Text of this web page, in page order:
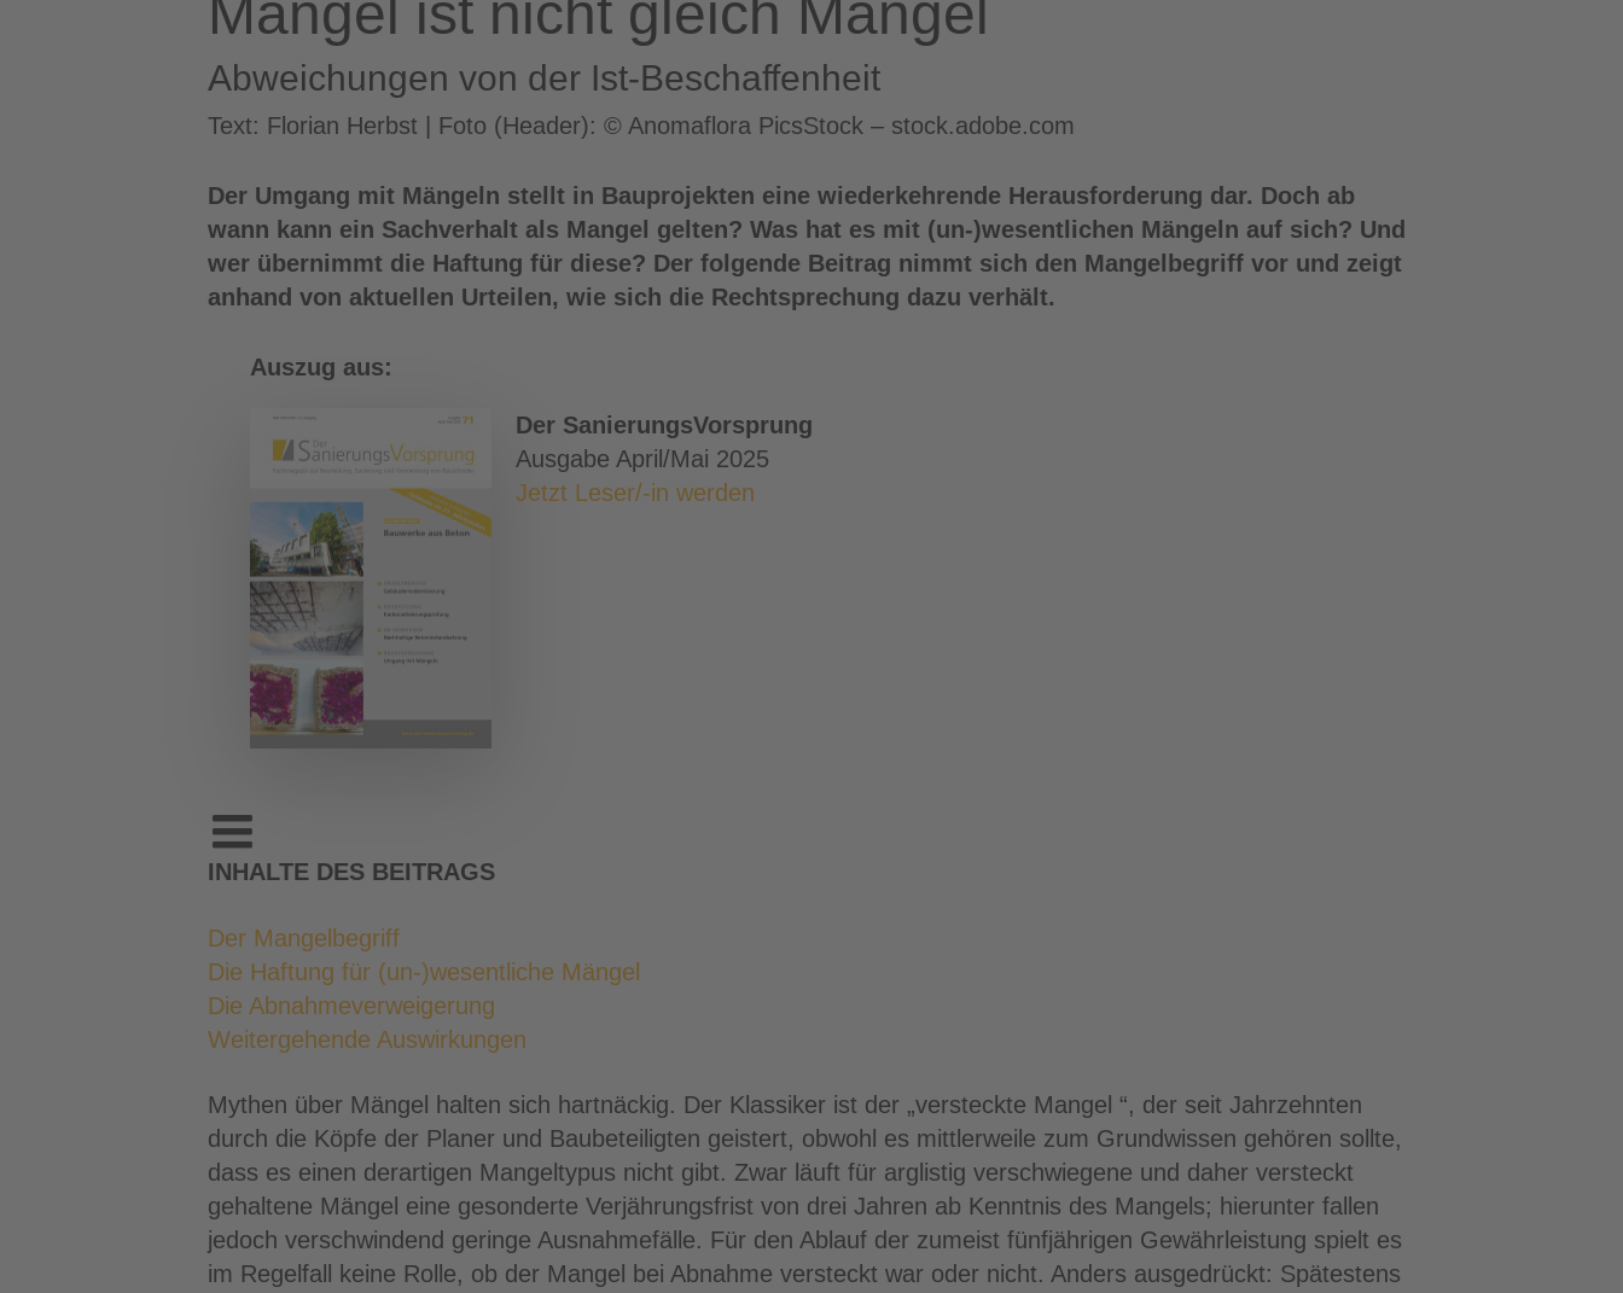
Mangel ist nicht gleich Mangel
Abweichungen von der Ist-Beschaffenheit
Text: Florian Herbst | Foto (Header): © Anomaflora PicsStock – stock.adobe.com
Der Umgang mit Mängeln stellt in Bauprojekten eine wiederkehrende Herausforderung dar. Doch ab
wann kann ein Sachverhalt als Mangel gelten? Was hat es mit (un-)wesentlichen Mängeln auf sich? Und
wer übernimmt die Haftung für diese? Der folgende Beitrag nimmt sich den Mangelbegriff vor und zeigt
anhand von aktuellen Urteilen, wie sich die Rechtsprechung dazu verhält.
Auszug aus:
Der SanierungsVorsprung
Ausgabe April/Mai 2025
Jetzt Leser/-in werden
INHALTE DES BEITRAGS
Der Mangelbegriff
Die Haftung für (un-)wesentliche Mängel
Die Abnahmeverweigerung
Weitergehende Auswirkungen
Mythen über Mängel halten sich hartnäckig. Der Klassiker ist der „versteckte Mangel “, der seit Jahrzehnten
durch die Köpfe der Planer und Baubeteiligten geistert, obwohl es mittlerweile zum Grundwissen gehören sollte,
dass es einen derartigen Mangeltypus nicht gibt. Zwar läuft für arglistig verschwiegene und daher versteckt
gehaltene Mängel eine gesonderte Verjährungsfrist von drei Jahren ab Kenntnis des Mangels; hierunter fallen
jedoch verschwindend geringe Ausnahmefälle. Für den Ablauf der zumeist fünfjährigen Gewährleistung spielt es
im Regelfall keine Rolle, ob der Mangel bei Abnahme versteckt war oder nicht. Anders ausgedrückt: Spätestens